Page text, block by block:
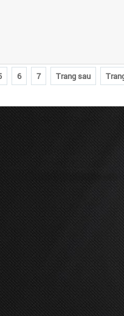
6 7 Trang sau